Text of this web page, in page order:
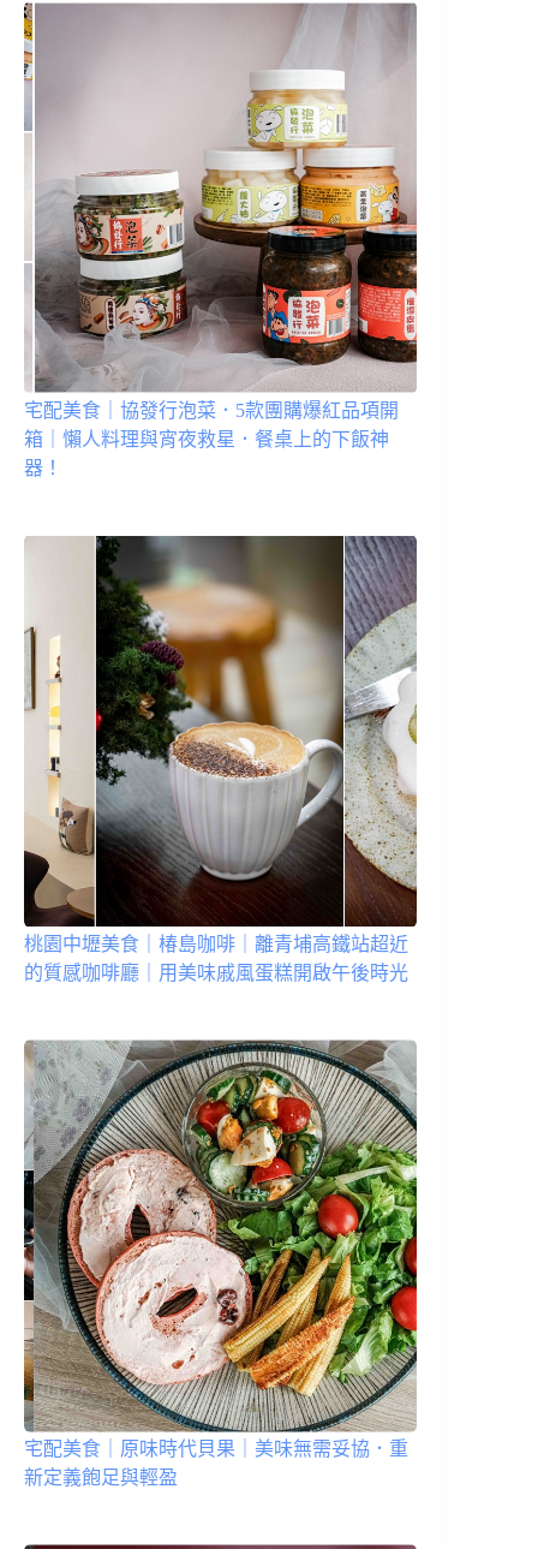
宅配美食｜協發行泡菜．5款團購爆紅品項開
箱｜懶人料理與宵夜救星．餐桌上的下飯神
器！
桃園中壢美食｜椿島咖啡｜離青埔高鐵站超近
的質感咖啡廳｜用美味戚風蛋糕開啟午後時光
宅配美食｜原味時代貝果｜美味無需妥協．重
新定義飽足與輕盈